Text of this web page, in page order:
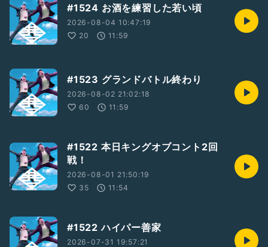
#1524 お酒を練習した若い頃
2026-08-04 10:47:19
20
11:59
#1523 グランドバトル終わり
2026-08-02 21:02:18
60
11:59
#1522 本日キングオブコント2回
戦！
2026-08-01 21:50:19
35
11:54
#1522 ハイパー善家
2026-07-31 19:57:21